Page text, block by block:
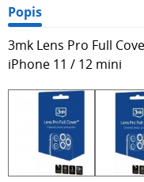
Popis
3mk Lens Pro Full
iPhone 11 / 12 mini